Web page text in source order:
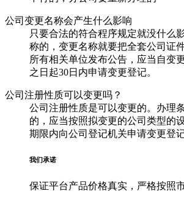
公司变更名称会产生什么影响
只要合法的符合程序规定就没什么
称的，变更名称就要把全套公司证
所有相关单位发布公告，应当自变
之日起30日内申请变更登记。
公司注册性质可以变更吗？
公司注册性质是可以变更的。办理
的，应当按照拟变更的公司类型的
期限内向公司登记机关申请变更登记
我们承诺
保证平台产品价格真实，严格按照